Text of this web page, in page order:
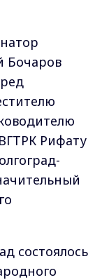
Бочаров
Рифату
состоялось